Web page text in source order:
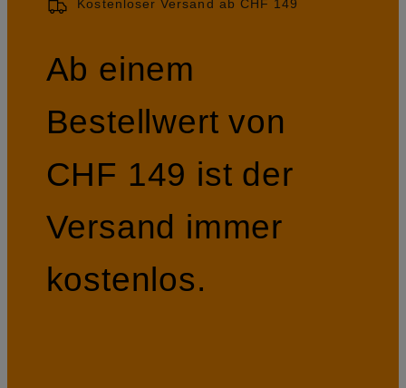
Kostenloser Versand ab CHF 149
Ab einem
Bestellwert von
CHF 149 ist der
Versand immer
kostenlos.